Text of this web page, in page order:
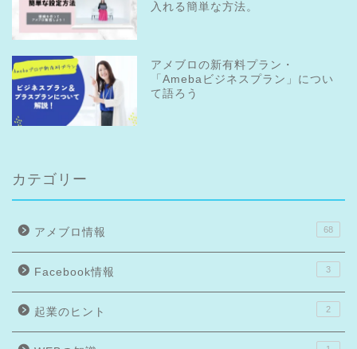
入れる簡単な方法。
アメブロの新有料プラン・
「Amebaビジネスプラン」につい
て語ろう
カテゴリー
アメブロ情報 68
Facebook情報 3
起業のヒント 2